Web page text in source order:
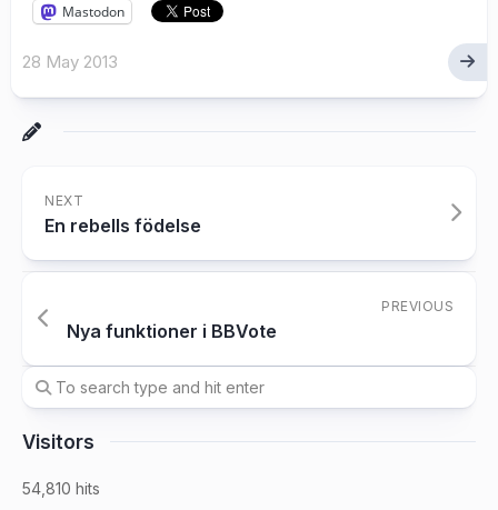
Mastodon
28 May 2013
NEXT
En rebells födelse
PREVIOUS
Nya funktioner i BBVote
Visitors
54,810 hits